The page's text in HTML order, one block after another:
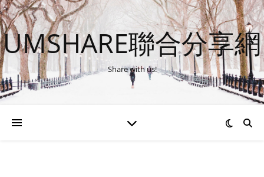
UMSHARE聯合分享網
Share with us!